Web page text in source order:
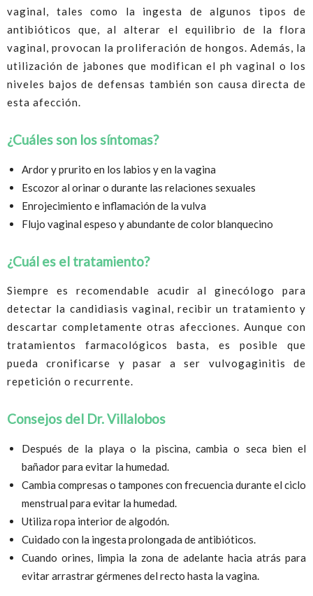
vaginal, tales como la ingesta de algunos tipos de
antibióticos que, al alterar el equilibrio de la flora
vaginal, provocan la proliferación de hongos. Además, la
utilización de jabones que modifican el ph vaginal o los
niveles bajos de defensas también son causa directa de
esta afección.
¿Cuáles son los síntomas?
Ardor y prurito en los labios y en la vagina
Escozor al orinar o durante las relaciones sexuales
Enrojecimiento e inflamación de la vulva
Flujo vaginal espeso y abundante de color blanquecino
¿Cuál es el tratamiento?
Siempre es recomendable acudir al ginecólogo para
detectar la candidiasis vaginal, recibir un tratamiento y
descartar completamente otras afecciones. Aunque con
tratamientos farmacológicos basta, es posible que
pueda cronificarse y pasar a ser vulvogaginitis de
repetición o recurrente.
Consejos del Dr. Villalobos
Después de la playa o la piscina, cambia o seca bien el
bañador para evitar la humedad.
Cambia compresas o tampones con frecuencia durante el ciclo
menstrual para evitar la humedad.
Utiliza ropa interior de algodón.
Cuidado con la ingesta prolongada de antibióticos.
Cuando orines, limpia la zona de adelante hacia atrás para
evitar arrastrar gérmenes del recto hasta la vagina.